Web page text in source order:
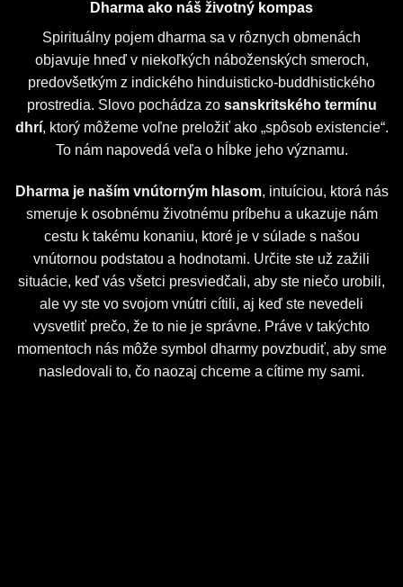
Dharma ako náš životný kompas
Spirituálny pojem dharma sa v rôznych obmenách
objavuje hneď v niekoľkých náboženských smeroch,
predovšetkým z indického hinduisticko-buddhistického
prostredia. Slovo pochádza zo sanskritského termínu
dhrí, ktorý môžeme voľne preložiť ako „spôsob existencie“.
To nám napovedá veľa o hĺbke jeho významu.
Dharma je naším vnútorným hlasom, intuíciou, ktorá nás
smeruje k osobnému životnému príbehu a ukazuje nám
cestu k takému konaniu, ktoré je v súlade s našou
vnútornou podstatou a hodnotami. Určite ste už zažili
situácie, keď vás všetci presviedčali, aby ste niečo urobili,
ale vy ste vo svojom vnútri cítili, aj keď ste nevedeli
vysvetliť prečo, že to nie je správne. Práve v takýchto
momentoch nás môže symbol dharmy povzbudiť, aby sme
nasledovali to, čo naozaj chceme a cítime my sami.